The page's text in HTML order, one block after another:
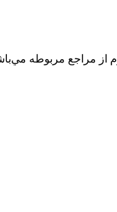
مراجع مربوطه